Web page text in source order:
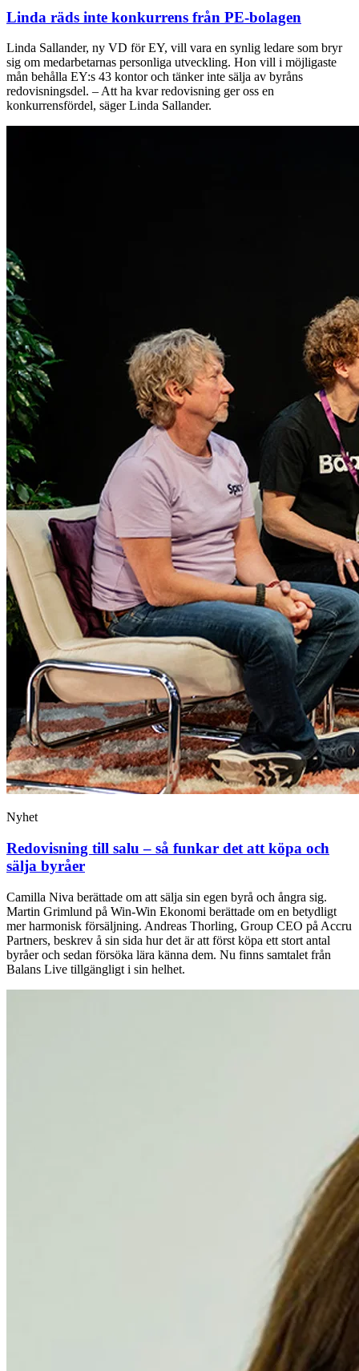
Linda räds inte konkurrens från PE-bolagen
Linda Sallander, ny VD för EY, vill vara en synlig ledare som bryr
sig om medarbetarnas personliga utveckling. Hon vill i möjligaste
mån behålla EY:s 43 kontor och tänker inte sälja av byråns
redovisningsdel. – Att ha kvar redovisning ger oss en
konkurrensfördel, säger Linda Sallander.
Nyhet
Redovisning till salu – så funkar det att köpa och
sälja byråer
Camilla Niva berättade om att sälja sin egen byrå och ångra sig.
Martin Grimlund på Win-Win Ekonomi berättade om en betydligt
mer harmonisk försäljning. Andreas Thorling, Group CEO på Accru
Partners, beskrev å sin sida hur det är att först köpa ett stort antal
byråer och sedan försöka lära känna dem. Nu finns samtalet från
Balans Live tillgängligt i sin helhet.